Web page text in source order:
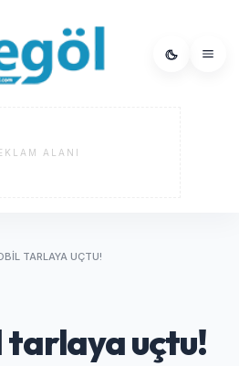
ALANI
TARLAYA UÇTU!
uçtu!